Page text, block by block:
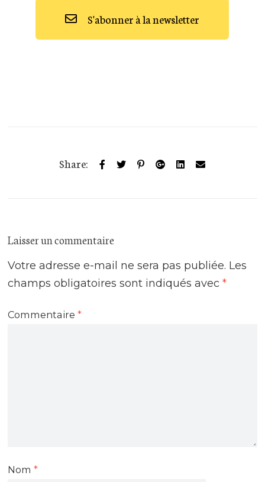
S'abonner à la newsletter
Share:
Laisser un commentaire
Votre adresse e-mail ne sera pas publiée. Les
champs obligatoires sont indiqués avec*
Commentaire*
Nom*